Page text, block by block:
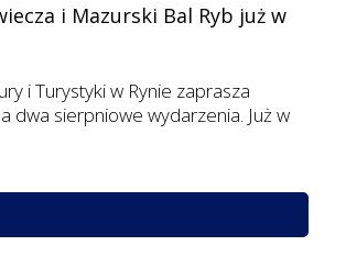
i Mazurski Bal Ryb już w
i Turystyki w Rynie zaprasza
dwa sierpniowe wydarzenia. Już w